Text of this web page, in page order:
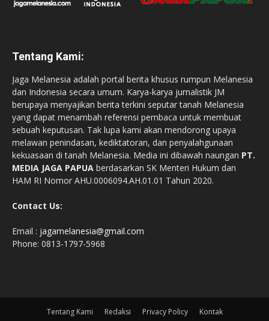
Tentang Kami:
Jaga Melanesia adalah portal berita khusus rumpun Melanesia
dan Indonesia secara umum. Karya-karya jurnalistik JM
berupaya menyajikan berita terkini seputar tanah Melanesia
yang dapat menambah referensi pembaca untuk membuat
sebuah keputusan. Tak lupa kami akan mendorong upaya
melawan penindasan, kediktatoran, dan penyalahgunaan
kekuasaan di tanah Melanesia. Media ini dibawah naungan PT.
MEDIA JAGA PAPUA berdasarkan SK Menteri Hukum dan
HAM RI Nomor AHU.0006094.AH.01.01 Tahun 2020.
Contact Us:
Email : jagamelanesia@gmail.com
Phone: 0813-1797-5968
Tentang Kami Redaksi Privacy Policy Kontak